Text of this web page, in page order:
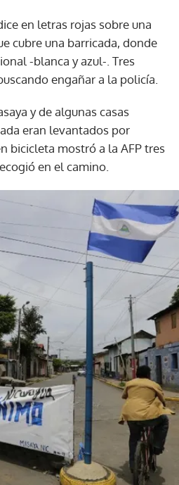
en letras rojas sobre una
cubre una barricada, donde
-blanca y azul-. Tres
engañar a la policía.
y de algunas casas
eran levantados por
bicicleta mostró a la AFP tres
en el camino.